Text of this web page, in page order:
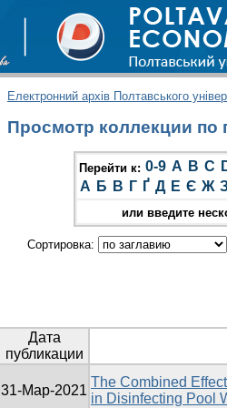
Електронний архів Полтавського
Просмотр коллекции по
Перейти к: 0-9 A B C
А Б В Г Ґ Д Е Є Ж
или введите
Сортировка:
Дата
публикации
31-Мар-2021
The Combined
in Disinfecting Pool